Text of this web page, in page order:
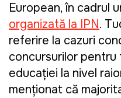
European, în cadrul
organizată la IPN.
referire la cazuri
concursurilor pentru
educației la nivel
menționat că